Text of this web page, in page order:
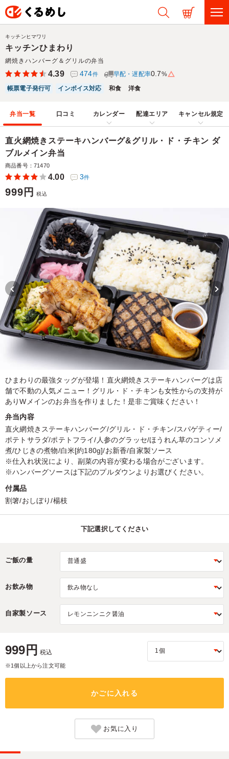
キッチンひまわり
網焼きハンバーグ＆グリルの弁当
キッチンヒマワリ
4.39 474件 早配・遅配率0.7%
帳票電子発行可
インボイス対応 和食 洋食
弁当一覧 口コミ カレンダー 配達エリア キャンセル規定
直火網焼きステーキハンバーグ&グリル・ド・チキン ダ
ブルメイン弁当
商品番号：71470
4.00 3件
999円 税込
ひまわりの最強タッグが登場！直火網焼きステーキハンバーグは店
舗で不動の人気メニュー！グリル・ド・チキンも女性からの支持が
ありWメインのお弁当を作りました！是非ご賞味ください！
弁当内容
直火網焼きステーキハンバーグ/グリル・ド・チキン/スパゲティー/
ポテトサラダ/ポテトフライ/人参のグラッセ/ほうれん草のコンソメ
煮/ひじきの煮物/白米[約180g]/お新香/自家製ソース
※仕入れ状況により、副菜の内容が変わる場合がございます。
※ハンバーグソースは下記のプルダウンよりお選びください。
付属品
割箸/おしぼり/楊枝
下記選択してください
ご飯の量
お飲み物
自家製ソース
999円 税込
※1個以上から注文可能
かごに入れる
お気に入り